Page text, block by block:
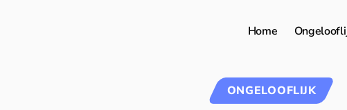
Home
ONGELOOFLIJK